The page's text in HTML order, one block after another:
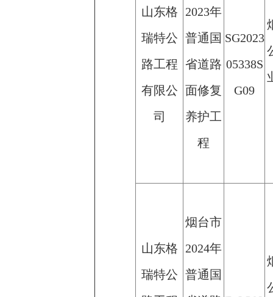
山东格
瑞特公
路工程
有限公
司
2023年
普通国
省道路
面修复
养护工
程
SG2023
05338S
G09
山东格
瑞特公
烟台市
2024年
普通国